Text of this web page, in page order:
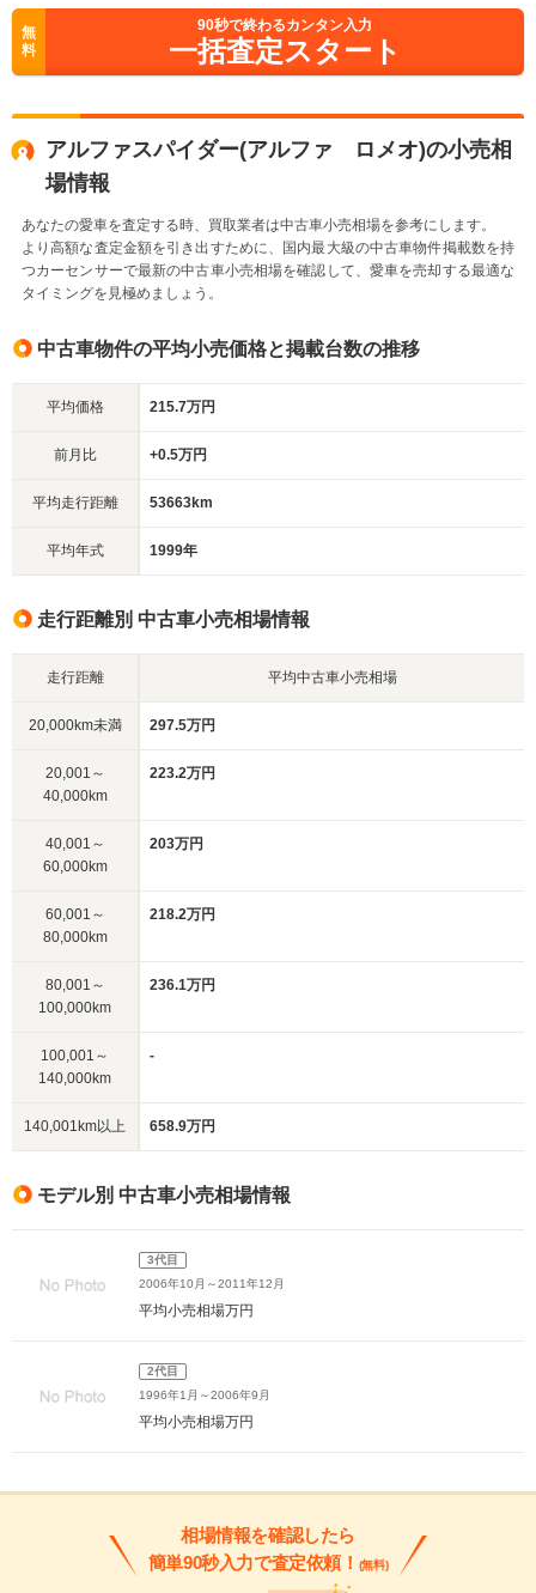
無
料
90秒で終わるカンタン入力
一括査定スタート
アルファスパイダー(アルファ ロメオ)の小売相
場情報
あなたの愛車を査定する時、買取業者は中古車小売相場を参考にします。
より高額な査定金額を引き出すために、国内最大級の中古車物件掲載数を持
つカーセンサーで最新の中古車小売相場を確認して、愛車を売却する最適な
タイミングを見極めましょう。
中古車物件の平均小売価格と掲載台数の推移
平均価格 215.7万円
前月比 +0.5万円
平均走行距離 53663km
平均年式 1999年
走行距離別 中古車小売相場情報
走行距離 平均中古車小売相場
20,000km未満 297.5万円
20,001～
40,000km
223.2万円
40,001～
60,000km
203万円
60,001～
80,000km
218.2万円
80,001～
100,000km
236.1万円
100,001～
140,000km
-
140,001km以上 658.9万円
モデル別 中古車小売相場情報
3代目
2006年10月～2011年12月
平均小売相場万円
2代目
1996年1月～2006年9月
平均小売相場万円
相場情報を確認したら
簡単90秒入力で査定依頼！ (無料)